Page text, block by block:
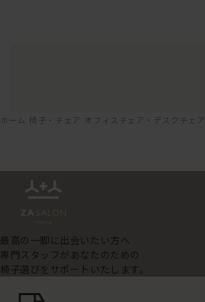
ホーム 椅子・チェア オフィスチェア・デスクチェア
最高の一脚に出会いたい方へ
専門スタッフがあなたのための
椅子選びをサポートいたします。